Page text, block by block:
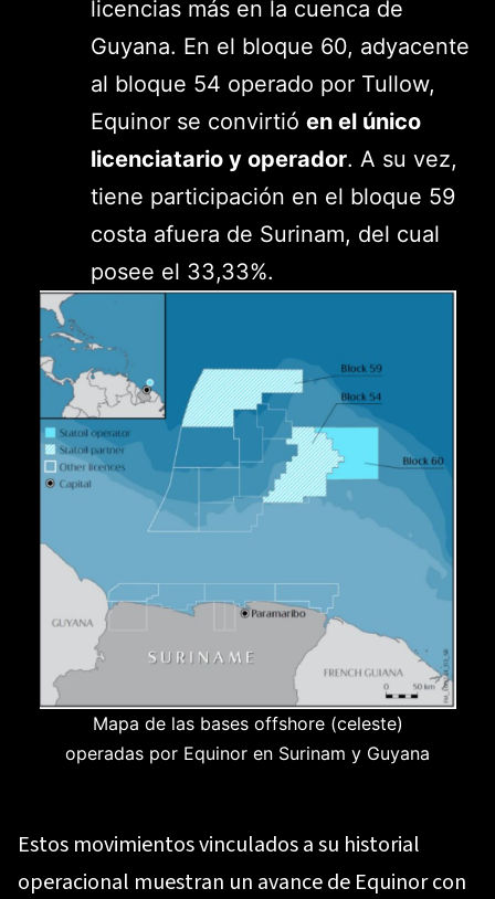
licencias más en la cuenca de
Guyana. En el bloque 60, adyacente
al bloque 54 operado por Tullow,
Equinor se convirtió en el único
licenciatario y operador. A su vez,
tiene participación en el bloque 59
costa afuera de Surinam, del cual
posee el 33,33%.
Mapa de las bases offshore (celeste)
operadas por Equinor en Surinam y Guyana
Estos movimientos vinculados a su historial
operacional muestran un avance de Equinor con